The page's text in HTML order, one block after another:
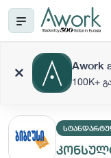
Awork
100K+